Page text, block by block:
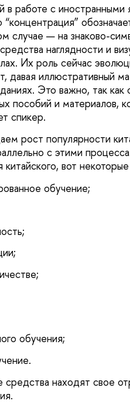
в работе с
случае — на знаково-
наглядности и
Их роль сейчас
давая иллюстративный
Это важно, так
пособий и материалов,
спикер.
рост популярности
с этими
китайского, вот
обучение;
обучения;
находят свое